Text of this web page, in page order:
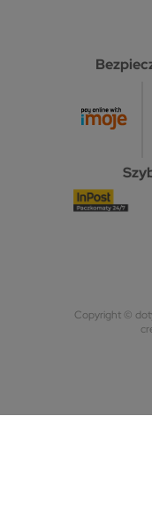
Copyright ©